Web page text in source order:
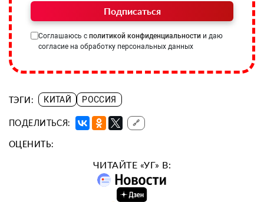
Подписаться
Соглашаюсь с политикой конфиденциальности и даю
согласие на обработку персональных данных
ТЭГИ: КИТАЙ РОССИЯ
ПОДЕЛИТЬСЯ: 🔗
ОЦЕНИТЬ:
ЧИТАЙТЕ «УГ» В: